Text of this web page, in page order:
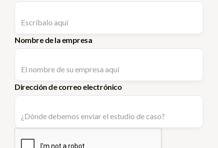
Nombre de la empresa
Dirección de correo electrónico